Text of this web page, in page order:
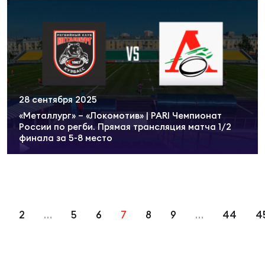
«Металлург» – «Локомотив» | PARI Чемпионат
России по регби. Прямая трансляция матча 1/2
финала за 5-8 место
28 сентября 2025
2 … 5 6 7 8 9 … 44